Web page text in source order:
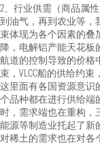
2、行业供需（商品属
到油气，再到农业等，
束体现为各个因素的叠
降，电解铝产能天花板
航道的控制导致的价格
束，VLCC船的供给约
这里面有各国资源意识
个品种都在进行供给端
时，需求端也在重构，
能源等制造业托起了新
对稀土的需求也在对各